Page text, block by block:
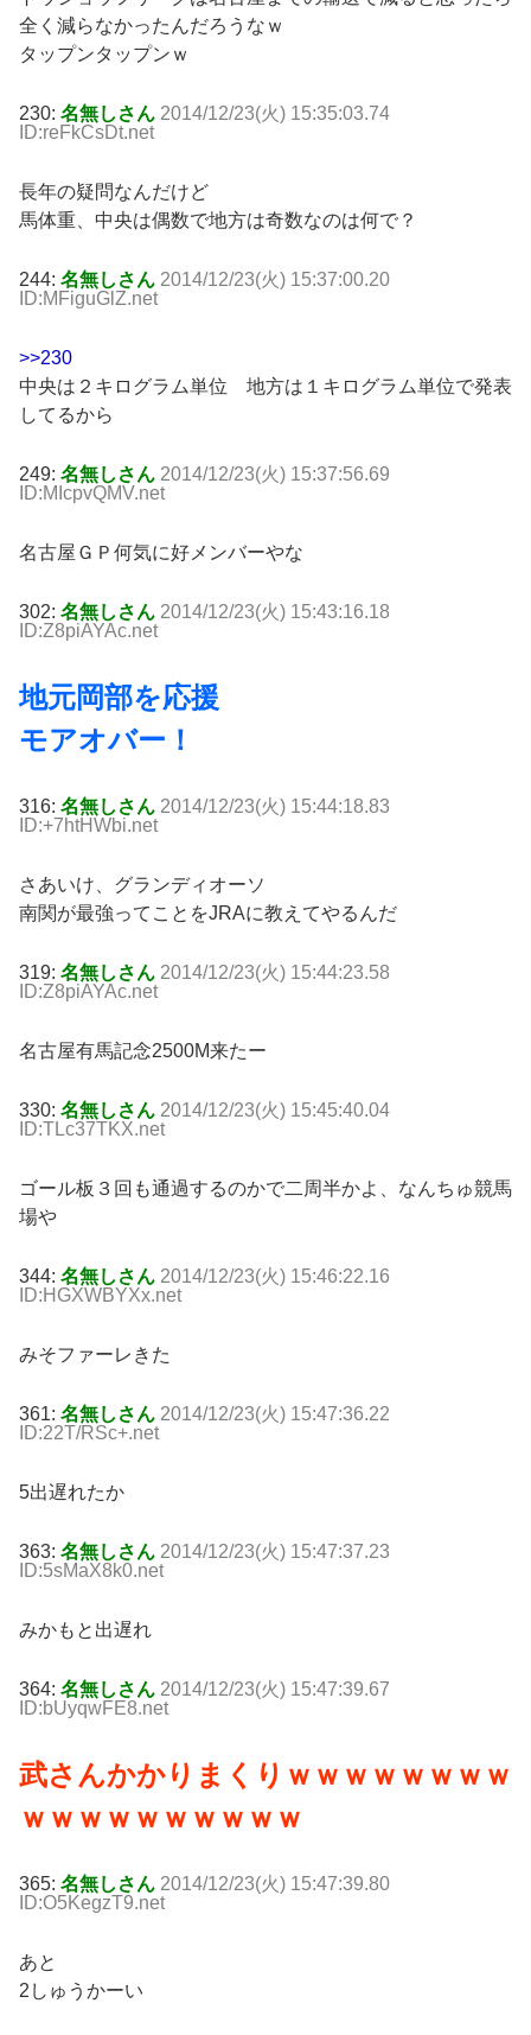
全く減らなかったんだろうなｗ
タップンタップンｗ
230: 名無しさん 2014/12/23(火) 15:35:03.74
ID:reFkCsDt.net
長年の疑問なんだけど
馬体重、中央は偶数で地方は奇数なのは何で？
244: 名無しさん 2014/12/23(火) 15:37:00.20
ID:MFiguGlZ.net
>>230
中央は２キログラム単位 地方は１キログラム単位で発表
してるから
249: 名無しさん 2014/12/23(火) 15:37:56.69
ID:MIcpvQMV.net
名古屋ＧＰ何気に好メンバーやな
302: 名無しさん 2014/12/23(火) 15:43:16.18
ID:Z8piAYAc.net
地元岡部を応援
モアオバー！
316: 名無しさん 2014/12/23(火) 15:44:18.83
ID:+7htHWbi.net
さあいけ、グランディオーソ
南関が最強ってことをJRAに教えてやるんだ
319: 名無しさん 2014/12/23(火) 15:44:23.58
ID:Z8piAYAc.net
名古屋有馬記念2500M来たー
330: 名無しさん 2014/12/23(火) 15:45:40.04
ID:TLc37TKX.net
ゴール板３回も通過するのかで二周半かよ、なんちゅ競馬
場や
344: 名無しさん 2014/12/23(火) 15:46:22.16
ID:HGXWBYXx.net
みそファーレきた
361: 名無しさん 2014/12/23(火) 15:47:36.22
ID:22T/RSc+.net
5出遅れたか
363: 名無しさん 2014/12/23(火) 15:47:37.23
ID:5sMaX8k0.net
みかもと出遅れ
364: 名無しさん 2014/12/23(火) 15:47:39.67
ID:bUyqwFE8.net
武さんかかりまくりｗｗｗｗｗｗｗｗ
ｗｗｗｗｗｗｗｗｗｗ
365: 名無しさん 2014/12/23(火) 15:47:39.80
ID:O5KegzT9.net
あと
2しゅうかーい